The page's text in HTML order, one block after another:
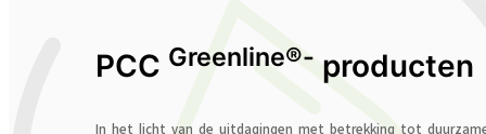
PCC Greenline®- producten
In het licht van de uitdagingen met betrekking tot